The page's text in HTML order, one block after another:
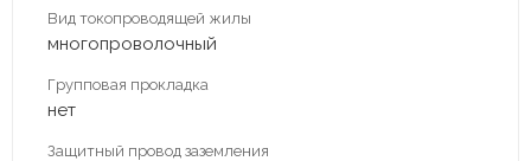
Вид токопроводящей жилы
многопроволочный
Групповая прокладка
нет
Защитный провод заземления